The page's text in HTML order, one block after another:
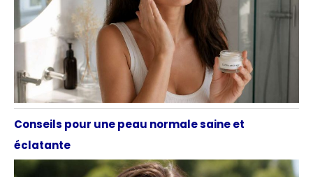
Conseils pour une peau normale saine et
éclatante